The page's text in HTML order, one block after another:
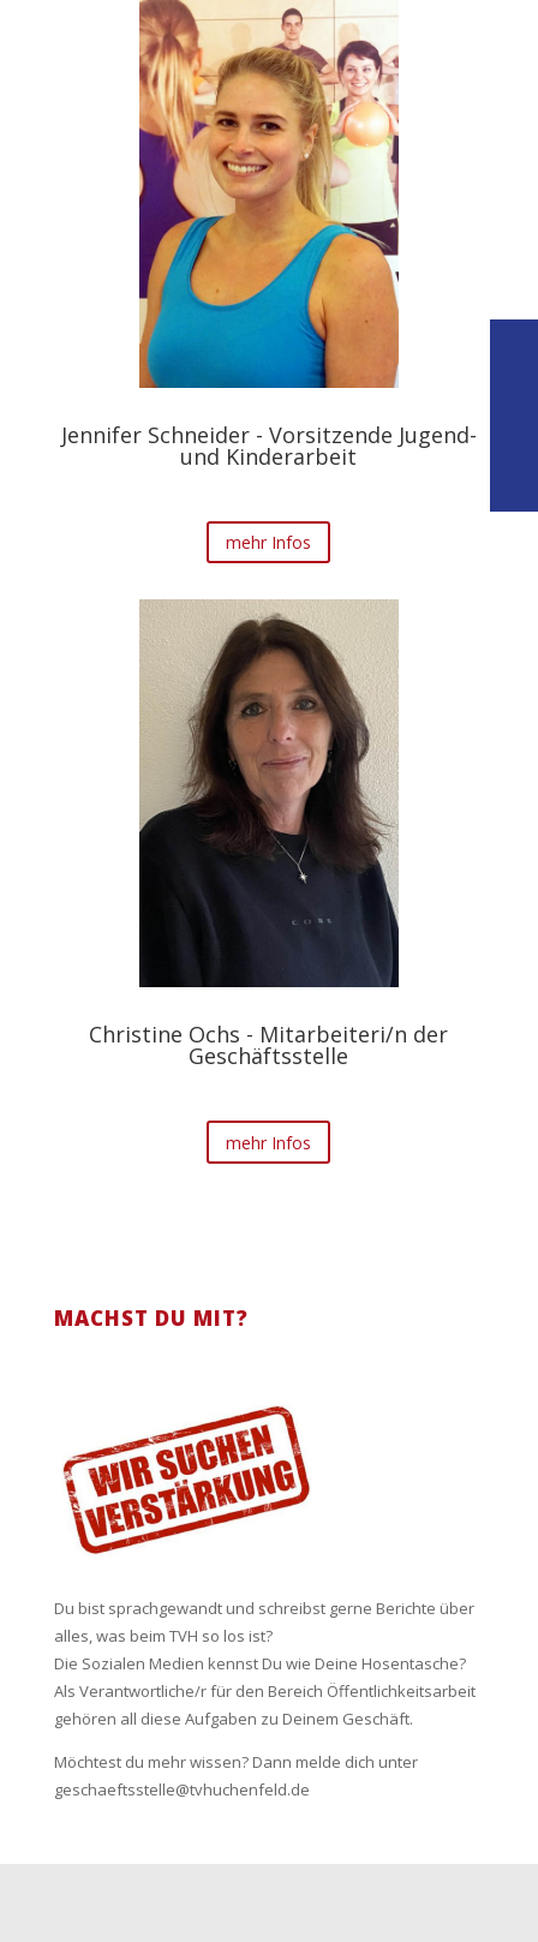
Jennifer Schneider - Vorsitzende Jugend-
und Kinderarbeit
mehr Infos
Christine Ochs - Mitarbeiteri/n der
Geschäftsstelle
mehr Infos
MACHST DU MIT?
Du bist sprachgewandt und schreibst gerne Berichte über
alles, was beim TVH so los ist?
Die Sozialen Medien kennst Du wie Deine Hosentasche?
Als Verantwortliche/r für den Bereich Öffentlichkeitsarbeit
gehören all diese Aufgaben zu Deinem Geschäft.
Möchtest du mehr wissen? Dann melde dich unter
geschaeftsstelle@tvhuchenfeld.de